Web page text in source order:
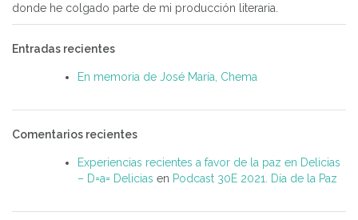
donde he colgado parte de mi producción literaria.
Entradas recientes
En memoria de José María, Chema
Comentarios recientes
Experiencias recientes a favor de la paz en Delicias
– D=a= Delicias en Podcast 30E 2021. Día de la Paz